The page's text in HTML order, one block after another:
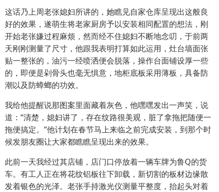
这话乃上周老张媳妇所讲的，她瞧见自家仓库呈现出这般良
好的效果，遂萌生将老家厨房予以安装相同配置的想法，刚
开始老张嫌过程麻烦，然而经不住媳妇不断地念叨，于前两
天刚刚测量了尺寸，他跟我表明打算如此运用，灶台墙面张
贴一整张的，油污一经喷洒便会脱落，操作台面铺设厚一些
的，即便是剁骨头也毫无惧意，地柜底板采用薄板，具备防
潮以及防蟑螂的功效。
我给他提醒说那图案里面藏着灰色，他嘿嘿发出一声笑，说
道：“清楚，媳妇讲了，存在纹路很美观，脏了拿拖把随便一
拖便搞定。”他计划在春节马上来临之前完成安装，到那个时
候发朋友圈让大家都瞧瞧呈现出来的效果。
此前一天我经过其店铺，店门口停放着一辆车牌为鲁Q的货
车。有工人正在将花纹铝板往下卸载，新切割的板材边缘散
发着银色的光泽。老张手持激光仪测量平整度，抬起头对着